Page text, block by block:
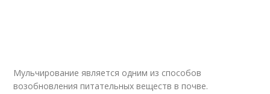
Мульчирование является одним из способов
возобновления питательных веществ в почве.